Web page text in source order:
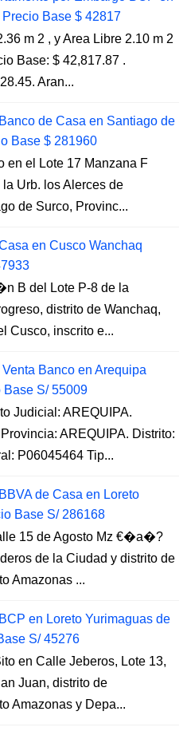
Base $ 42817
m 2 , y Area Libre 2.10 m 2
Base: $ 42,817.87 .
Aran...
de Casa en Santiago de
Base $ 281960
en el Lote 17 Manzana F
Urb. los Alerces de
de Surco, Provinc...
en Cusco Wanchaq
B del Lote P-8 de la
distrito de Wanchaq,
Cusco, inscrito e...
Banco en Arequipa
Base S/ 55009
Judicial: AREQUIPA.
AREQUIPA. Distrito:
P06045464 Tip...
de Casa en Loreto
Base S/ 286168
15 de Agosto Mz €�a�?
de la Ciudad y distrito de
Amazonas ...
en Loreto Yurimaguas de
S/ 45276
en Calle Jeberos, Lote 13,
Juan, distrito de
Amazonas y Depa...